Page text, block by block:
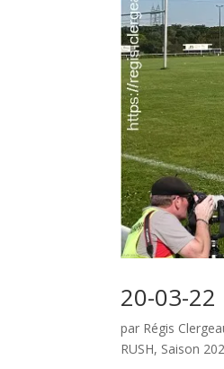
20-03-22
par Régis
RUSH, Saison